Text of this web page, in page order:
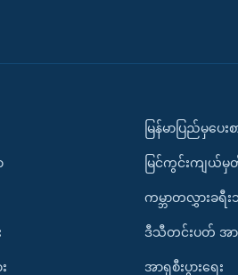
မြန်မာပြည်မှပေးစ
မြင်ကွင်းကျယ်မှတ်
ကမ္ဘာတလွှားခရီး
ဒီသီတင်းပတ် အာ
အာရှစီးပွားရေး